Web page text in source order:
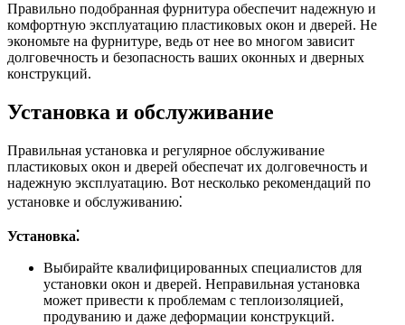
Правильно подобранная фурнитура обеспечит надежную и
комфортную эксплуатацию пластиковых окон и дверей. Не
экономьте на фурнитуре, ведь от нее во многом зависит
долговечность и безопасность ваших оконных и дверных
конструкций.
Установка и обслуживание
Правильная установка и регулярное обслуживание
пластиковых окон и дверей обеспечат их долговечность и
надежную эксплуатацию. Вот несколько рекомендаций по
установке и обслуживанию⁚
Установка⁚
Выбирайте квалифицированных специалистов для
установки окон и дверей. Неправильная установка
может привести к проблемам с теплоизоляцией,
продуванию и даже деформации конструкций.